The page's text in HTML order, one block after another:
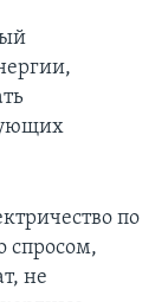
по
спросом,
не